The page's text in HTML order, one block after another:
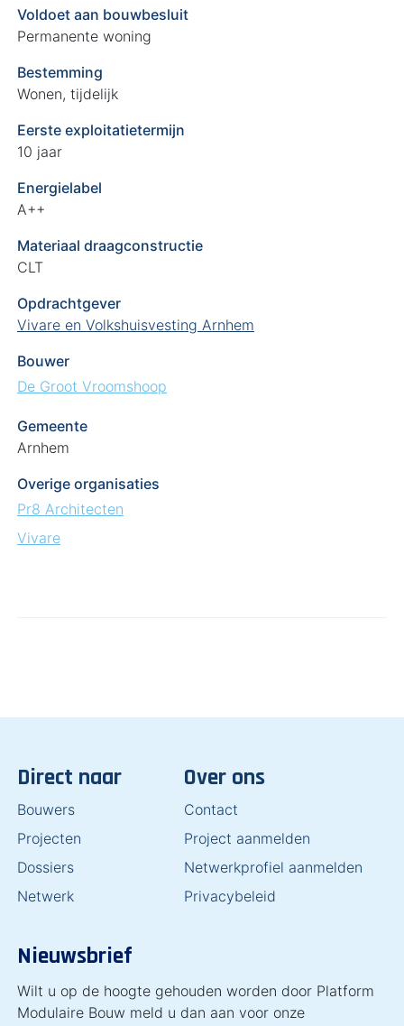
Voldoet aan bouwbesluit
Permanente woning
Bestemming
Wonen, tijdelijk
Eerste exploitatietermijn
10 jaar
Energielabel
A++
Materiaal draagconstructie
CLT
Opdrachtgever
Vivare en Volkshuisvesting Arnhem
Bouwer
De Groot Vroomshoop
Gemeente
Arnhem
Overige organisaties
Pr8 Architecten
Vivare
Direct naar
Bouwers
Projecten
Dossiers
Netwerk
Over ons
Contact
Project aanmelden
Netwerkprofiel aanmelden
Privacybeleid
Nieuwsbrief
Wilt u op de hoogte gehouden worden door Platform
Modulaire Bouw meld u dan aan voor onze